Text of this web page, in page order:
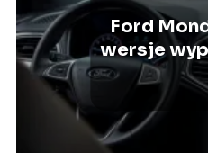
Ford
wersje
ich